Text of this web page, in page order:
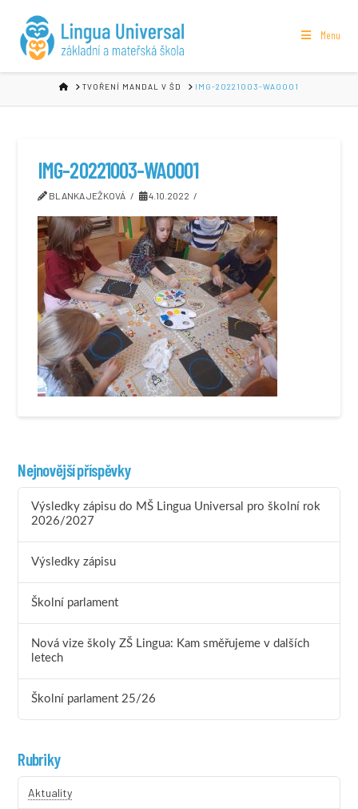
Menu
HOMETVOŘENÍ MANDAL V ŠD IMG-20221003-WA0001
IMG-20221003-WA0001
BLANKA JEŽKOVÁ 4.10.2022
Nejnovější příspěvky
Výsledky zápisu do MŠ Lingua Universal pro školní rok
2026/2027
Výsledky zápisu
Školní parlament
Nová vize školy ZŠ Lingua: Kam směřujeme v dalších
letech
Školní parlament 25/26
Rubriky
Aktuality